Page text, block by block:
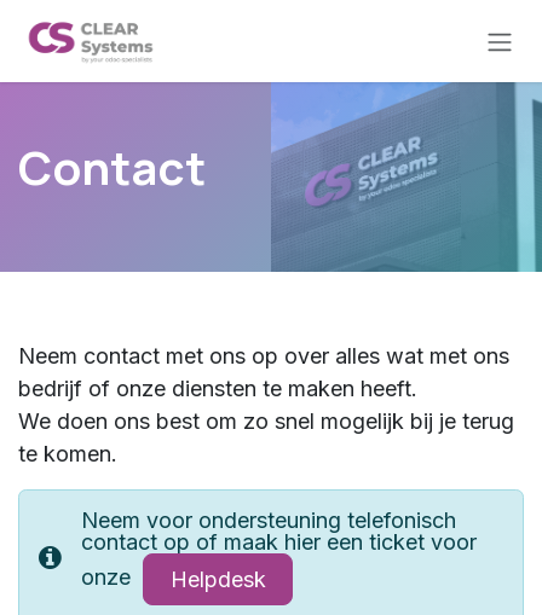
Contact
Neem contact met ons op over alles wat met ons
bedrijf of onze diensten te maken heeft.
We doen ons best om zo snel mogelijk bij je terug
te komen.
Neem voor ondersteuning telefonisch
contact op of maak hier een ticket voor
onze
Helpdesk